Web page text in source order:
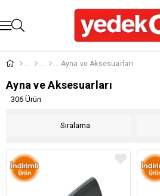
Ayna ve Aksesuarları
Ayna ve Aksesuarları
Sıralama
306 Ürün